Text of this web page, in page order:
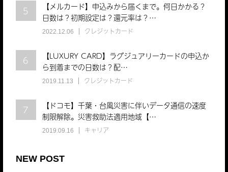
5
【メルカード】申込みから届くまで。何日かかる？
日数は？初期設定は？還元率は？…
2022.12.06 クレジットカード
6
【LUXURY CARD】ラグジュアリーカードの申込か
ら到着までの日数は？配…
2019.11.13 クレジットカード
7
【ドコモ】千葉・台風災害に伴いデータ通信の速度
制限解除。災害救助法適用地域【…
2019.09.16 キャリア
NEW POST